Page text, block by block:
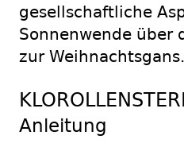
gesellschaftliche
Sonnenwende über
zur Weihnachtsgans.
Anleitung